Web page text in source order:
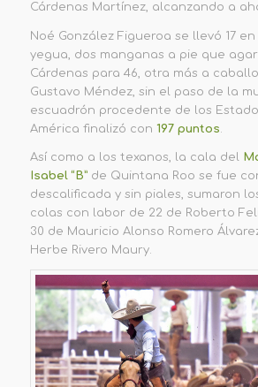
Cárdenas Martínez, alcanzando a
Noé González Figueroa se llevó 17
yegua, dos manganas a pie que
Cárdenas para 46, otra más a
Gustavo Méndez, sin el paso de la
escuadrón procedente de los
América finalizó con 197 puntos
Así como a los texanos, la cala del
Isabel “B”de Quintana Roo se fue
descalificada y sin piales, sumaron
colas con labor de 22 de Roberto
30 de Mauricio Alonso Romero
Herbe Rivero Maury.